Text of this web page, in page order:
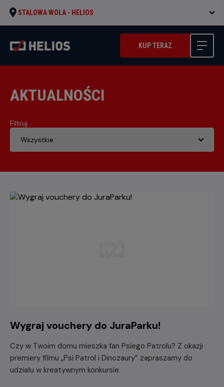
STALOWA WOLA - HELIOS
KUP TERAZ
AKTUALNOŚCI
Filtruj
Wygraj vouchery do JuraParku!
Czy w Twoim domu mieszka fan Psiego Patrolu? Z okazji
premiery filmu „Psi Patrol i Dinozaury” zapraszamy do
udziału w kreatywnym konkursie.